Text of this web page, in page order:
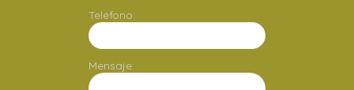
Teléfono:
Mensaje: